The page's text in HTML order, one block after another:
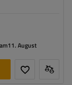
11. August